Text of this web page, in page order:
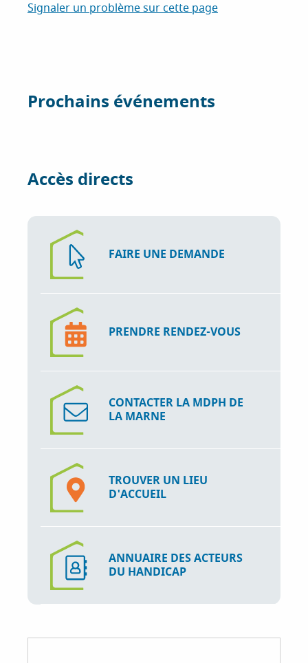
o
o
e
r
d
I
Signaler un problème sur cette page
Prochains événements
Accès directs
FAIRE UNE DEMANDE
PRENDRE RENDEZ-VOUS
CONTACTER LA MDPH DE
LA MARNE
TROUVER UN LIEU
D'ACCUEIL
ANNUAIRE DES ACTEURS
DU HANDICAP